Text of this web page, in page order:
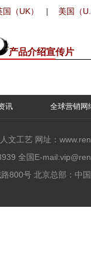
国（UK） | 美国（
产品介绍宣传片
讯 全球营销网
文工艺 网址：
全国E-mail:
800号 北京总部：中